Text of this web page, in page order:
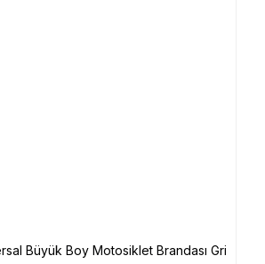
Büyük Boy Motosiklet Brandası Gri